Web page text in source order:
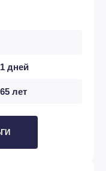
дней
лет